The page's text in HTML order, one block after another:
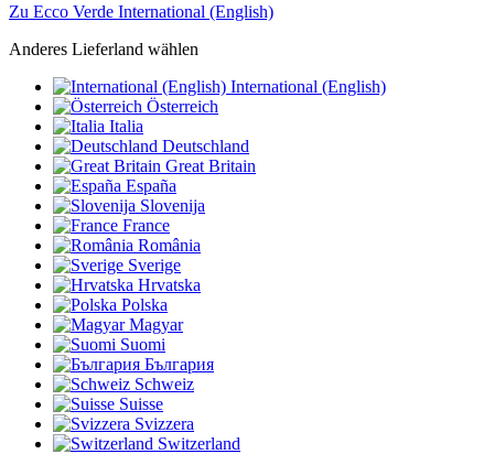
Zu Ecco Verde International (English)
Anderes Lieferland wählen
International (English)
Österreich
Italia
Deutschland
Great Britain
España
Slovenija
France
România
Sverige
Hrvatska
Polska
Magyar
Suomi
България
Schweiz
Suisse
Svizzera
Switzerland